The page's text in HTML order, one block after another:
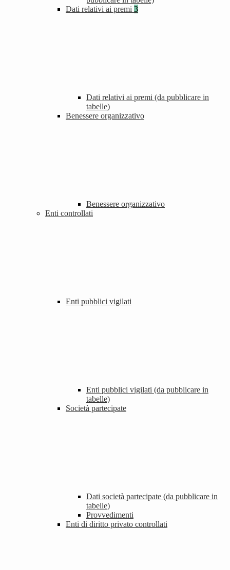
Dati relativi ai premi 3
Dati relativi ai premi (da pubblicare in
tabelle)
Benessere organizzativo
Benessere organizzativo
Enti controllati
Enti pubblici vigilati
Enti pubblici vigilati (da pubblicare in
tabelle)
Società partecipate
Dati società partecipate (da pubblicare in
tabelle)
Provvedimenti
Enti di diritto privato controllati